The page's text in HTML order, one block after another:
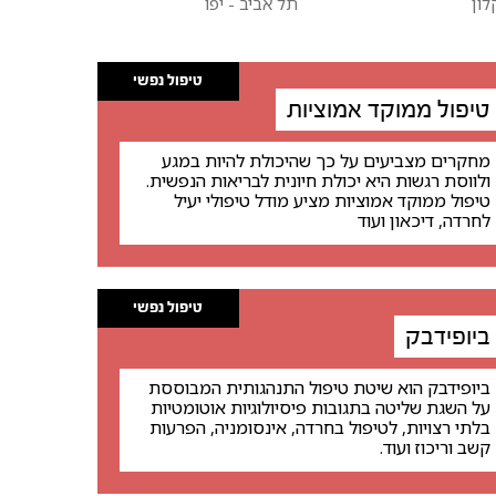
טיפול נפשי
טיפול ממוקד אמוציות
מחקרים מצביעים על כך שהיכולת להיות במגע
ולווסת רגשות היא יכולת חיונית לבריאות הנפשית.
טיפול ממוקד אמוציות מציע מודל טיפולי יעיל
לחרדה, דיכאון ועוד
טיפול נפשי
ביופידבק
ביופידבק הוא שיטת טיפול התנהגותית המבוססת
על השגת שליטה בתגובות פיסיולוגיות אוטומטיות
בלתי רצויות, לטיפול בחרדה, אינסומניה, הפרעות
קשב וריכוז ועוד.